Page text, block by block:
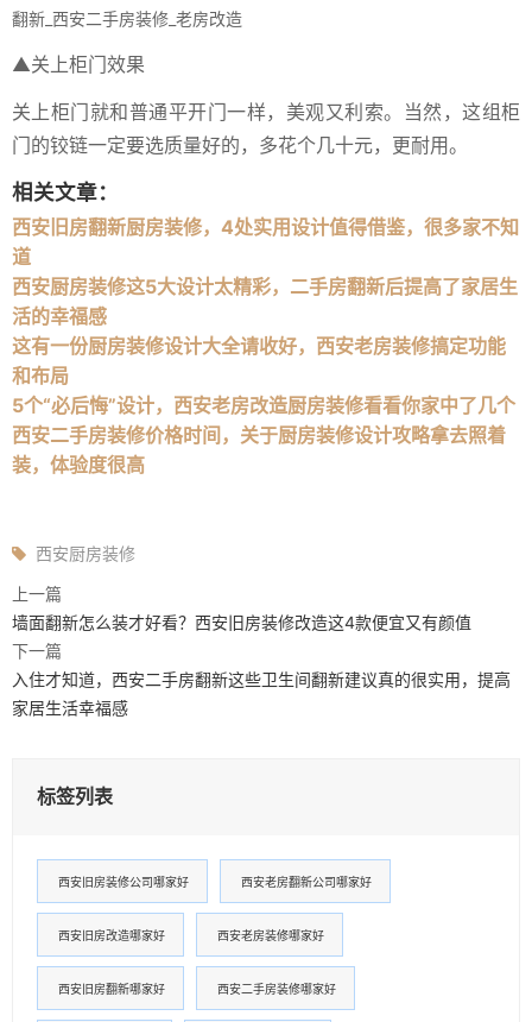
▲关上柜门效果
关上柜门就和普通平开门一样，美观又利索。当然，这组柜
门的铰链一定要选质量好的，多花个几十元，更耐用。
相关文章：
西安旧房翻新厨房装修，4处实用设计值得借鉴，很多家不知
道
西安厨房装修这5大设计太精彩，二手房翻新后提高了家居生
活的幸福感
这有一份厨房装修设计大全请收好，西安老房装修搞定功能
和布局
5个“必后悔”设计，西安老房改造厨房装修看看你家中了几个
西安二手房装修价格时间，关于厨房装修设计攻略拿去照着
装，体验度很高
西安厨房装修
上一篇
墙面翻新怎么装才好看？西安旧房装修改造这4款便宜又有颜值
下一篇
入住才知道，西安二手房翻新这些卫生间翻新建议真的很实用，提高
家居生活幸福感
标签列表
西安旧房装修公司哪家好 西安老房翻新公司哪家好
西安旧房改造哪家好 西安老房装修哪家好
西安旧房翻新哪家好 西安二手房装修哪家好